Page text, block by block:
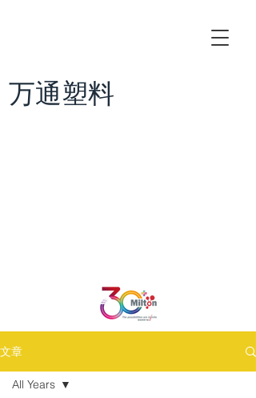
万通塑料
文章
All Years